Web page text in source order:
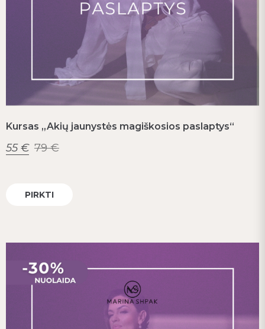
Kursas „Akių jaunystės magiškosios paslaptys“
55€ 79€
PIRKTI